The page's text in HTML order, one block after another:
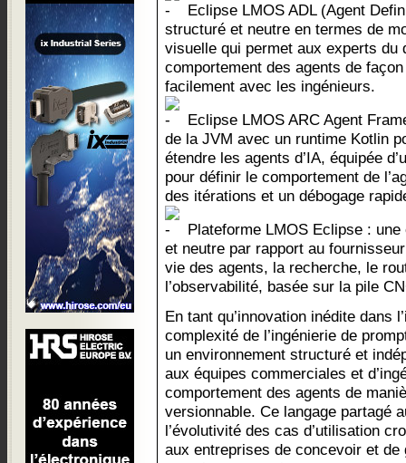
Eclipse LMOS ADL (Agent
structuré et neutre en termes de
visuelle qui permet aux experts du
comportement des agents de
facilement avec les ingénieurs.
Eclipse LMOS ARC Agent
de la JVM avec un runtime Kotlin
étendre les agents d’IA, équipée
pour définir le comportement de
des itérations et un débogage
Plateforme LMOS Eclipse :
et neutre par rapport au
vie des agents, la recherche, le
l’observabilité, basée sur la pile
En tant qu’innovation inédite dans
complexité de l’ingénierie de
un environnement structuré et
aux équipes commerciales et
comportement des agents de
versionnable. Ce langage partagé
l’évolutivité des cas d’utilisation
aux entreprises de concevoir et